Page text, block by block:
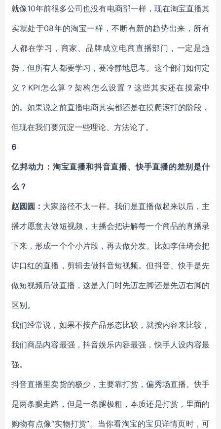
就像10年前很多公司也没有电商部一样，现在淘宝直播其
实就处于08年的淘宝一样，不断有新的趋势出来，所有
人都在学习，商家、品牌成立电商直播部门，一定是趋
势，但所有人都要学习，要冷静地思考。这个部门如何定
义？KPI怎么算？架构怎么设置？这些其实还在摸索中
的。如果说之前直播电商其实都还是在摸爬滚打的阶段，
但现在我们要沉淀一些理论、方法论了。
6
亿邦动力：淘宝直播和抖音直播、快手直播的差别是什
么？
赵圆圆： 大家路径不太一样。我们是直播做起来以后，主
播才愿意去做短视频，主播会把讲解每一个商品的直播录
下来，形成一个个小片段，再去做分发。比如李佳琦会把
讲口红的直播，剪辑去做抖音短视频。但抖音、快手是先
做短视频后做直播，这是入门时先迈左脚还是先迈右脚的
区别。
我们经常说，如果不按产品形态比较，就按内容来比较，
我们商品内容最强，抖音娱乐内容最强，快手人设内容最
强。
抖音直播里卖货的极少，主要靠打赏，偏秀场直播。快手
是两条腿走路，但是一条腿极粗，本质还是打赏，里面的
购物有点像“实物打赏”。当你看淘宝的宝贝详情页时，可